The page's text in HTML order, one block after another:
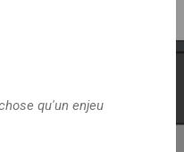
qu'un enjeu